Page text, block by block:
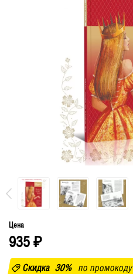
Цена
935 ₽
Скидка 30% по промокоду